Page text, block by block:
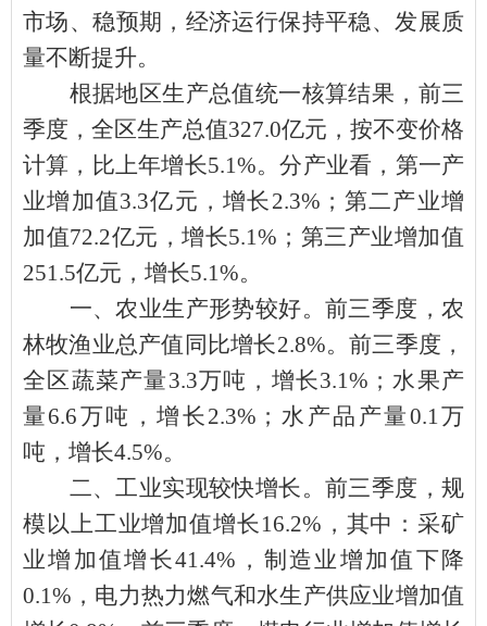
市场、稳预期，经济运行保持平稳、发展质
量不断提升。
根据地区生产总值统一核算结果，前三
季度，全区生产总值327.0亿元，按不变价格
计算，比上年增长5.1%。分产业看，第一产
业增加值3.3亿元，增长2.3%；第二产业增
加值72.2亿元，增长5.1%；第三产业增加值
251.5亿元，增长5.1%。
一、农业生产形势较好。前三季度，农
林牧渔业总产值同比增长2.8%。前三季度，
全区蔬菜产量3.3万吨，增长3.1%；水果产
量6.6万吨，增长2.3%；水产品产量0.1万
吨，增长4.5%。
二、工业实现较快增长。前三季度，规
模以上工业增加值增长 16.2%，其中：采矿
业增加值增长41.4%，制造业增加值下降
0.1%，电力热力燃气和水生产供应业增加值